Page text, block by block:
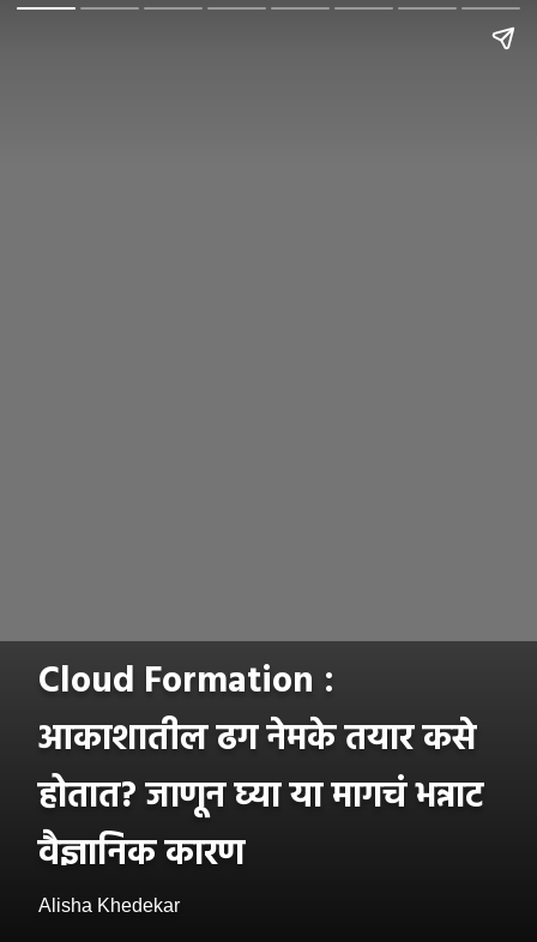
Cloud Formation :
आकाशातील ढग नेमके तयार कसे
होतात? जाणून घ्या या मागचं भन्नाट
वैज्ञानिक कारण
Alisha Khedekar